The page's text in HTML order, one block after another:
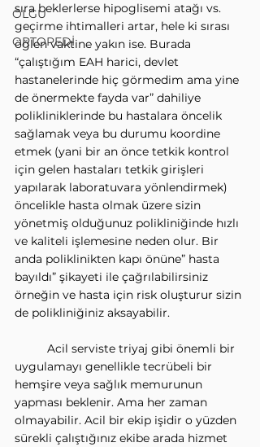
OLGU
ORTOPEDİ
sıra beklerlerse hipoglisemi atağı vs.
geçirme ihtimalleri artar, hele ki sırası
öğlen vaktine yakın ise. Burada
“çalıştığım EAH harici, devlet
hastanelerinde hiç görmedim ama yine
de önermekte fayda var” dahiliye
polikliniklerinde bu hastalara öncelik
sağlamak veya bu durumu koordine
etmek (yani bir an önce tetkik kontrol
için gelen hastaları tetkik girişleri
yapılarak laboratuvara yönlendirmek)
öncelikle hasta olmak üzere sizin
yönetmiş olduğunuz polikliniğinde hızlı
ve kaliteli işlemesine neden olur. Bir
anda poliklinikten kapı önüne” hasta
bayıldı” şikayeti ile çağrılabilirsiniz
örneğin ve hasta için risk oluşturur sizin
de polikliniğiniz aksayabilir.
uygulamayı genellikle tecrübeli bir
hemşire veya sağlık memurunun
yapması beklenir. Ama her zaman
olmayabilir. Acil bir ekip işidir o yüzden
sürekli çalıştığınız ekibe arada hizmet